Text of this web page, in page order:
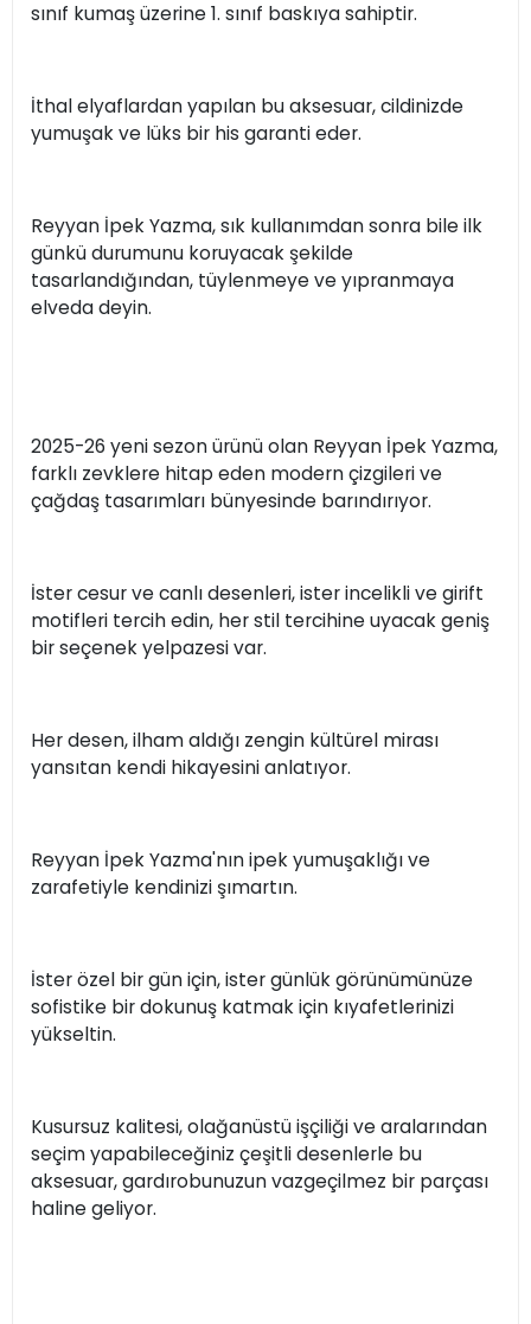
sınıf kumaş üzerine 1. sınıf baskıya sahiptir.
İthal elyaflardan yapılan bu aksesuar, cildinizde
yumuşak ve lüks bir his garanti eder.
Reyyan İpek Yazma, sık kullanımdan sonra bile ilk
günkü durumunu koruyacak şekilde
tasarlandığından, tüylenmeye ve yıpranmaya
elveda deyin.
2025-26 yeni sezon ürünü olan Reyyan İpek Yazma,
farklı zevklere hitap eden modern çizgileri ve
çağdaş tasarımları bünyesinde barındırıyor.
İster cesur ve canlı desenleri, ister incelikli ve girift
motifleri tercih edin, her stil tercihine uyacak geniş
bir seçenek yelpazesi var.
Her desen, ilham aldığı zengin kültürel mirası
yansıtan kendi hikayesini anlatıyor.
Reyyan İpek Yazma'nın ipek yumuşaklığı ve
zarafetiyle kendinizi şımartın.
İster özel bir gün için, ister günlük görünümünüze
sofistike bir dokunuş katmak için kıyafetlerinizi
yükseltin.
Kusursuz kalitesi, olağanüstü işçiliği ve aralarından
seçim yapabileceğiniz çeşitli desenlerle bu
aksesuar, gardırobunuzun vazgeçilmez bir parçası
haline geliyor.